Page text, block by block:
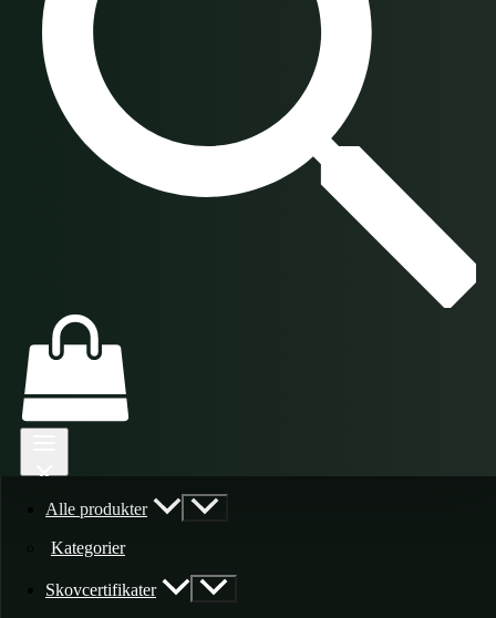
Alle produkter
Kategorier
Skovcertifikater